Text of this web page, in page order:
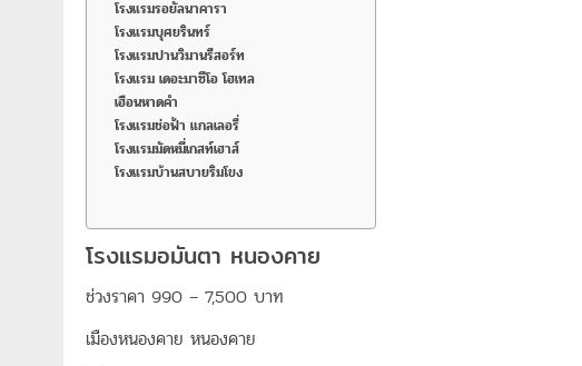
โรงแรมรอยัลนาคารา
โรงแรมบุศยรินทร์
โรงแรมปานวิมานรีสอร์ท
โรงแรม เดอะมาซีโอ โฮเทล
เฮือนหาดคำ
โรงแรมช่อฟ้า แกลเลอรี่
โรงแรมมัดหมี่เกสท์เฮาส์
โรงแรมบ้านสบายริมโขง
โรงแรมอมันตา หนองคาย
ช่วงราคา 990 – 7,500 บาท
เมืองหนองคาย หนองคาย